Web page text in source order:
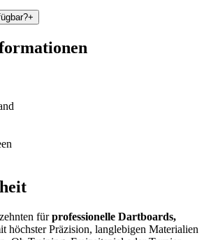
+
fürprofessionelle Dartboards,
höchster Präzision, langlebigen Materialien